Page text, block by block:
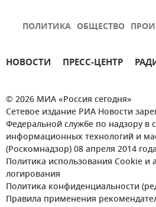
ПОЛИТИКА ОБЩЕСТВО
НОВОСТИ ПРЕСС-ЦЕНТР
© 2026 МИА «Россия сегодня»
Сетевое издание РИА Новости
Федеральной службе по надзору в
информационных технологий и
(Роскомнадзор) 08 апреля 2014
Политика использования Cookie и
логирования
Политика конфиденциальности
Правила применения